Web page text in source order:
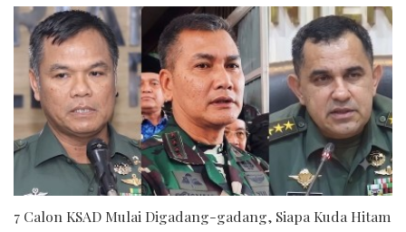
7 Calon KSAD Mulai Digadang-gadang, Siapa Kuda Hitam